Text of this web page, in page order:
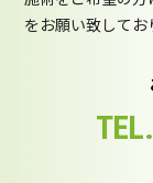
をお願い致してお
TEL.